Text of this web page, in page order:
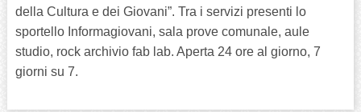
della Cultura e dei Giovani”. Tra i servizi presenti lo
sportello Informagiovani, sala prove comunale, aule
studio, rock archivio fab lab. Aperta 24 ore al giorno, 7
giorni su 7.